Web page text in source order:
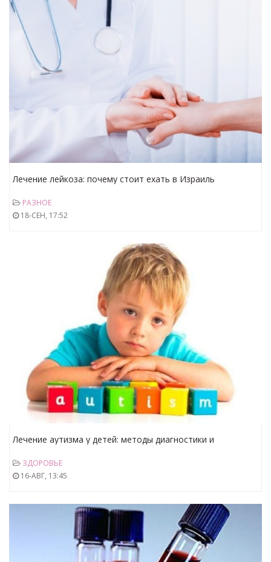
Лечение лейкоза: почему стоит ехать в Израиль
РАЗНОЕ
18-СЕН, 17:52
Лечение аутизма у детей: методы диагностики и
ЗДОРОВЬЕ
16-АВГ, 13:45